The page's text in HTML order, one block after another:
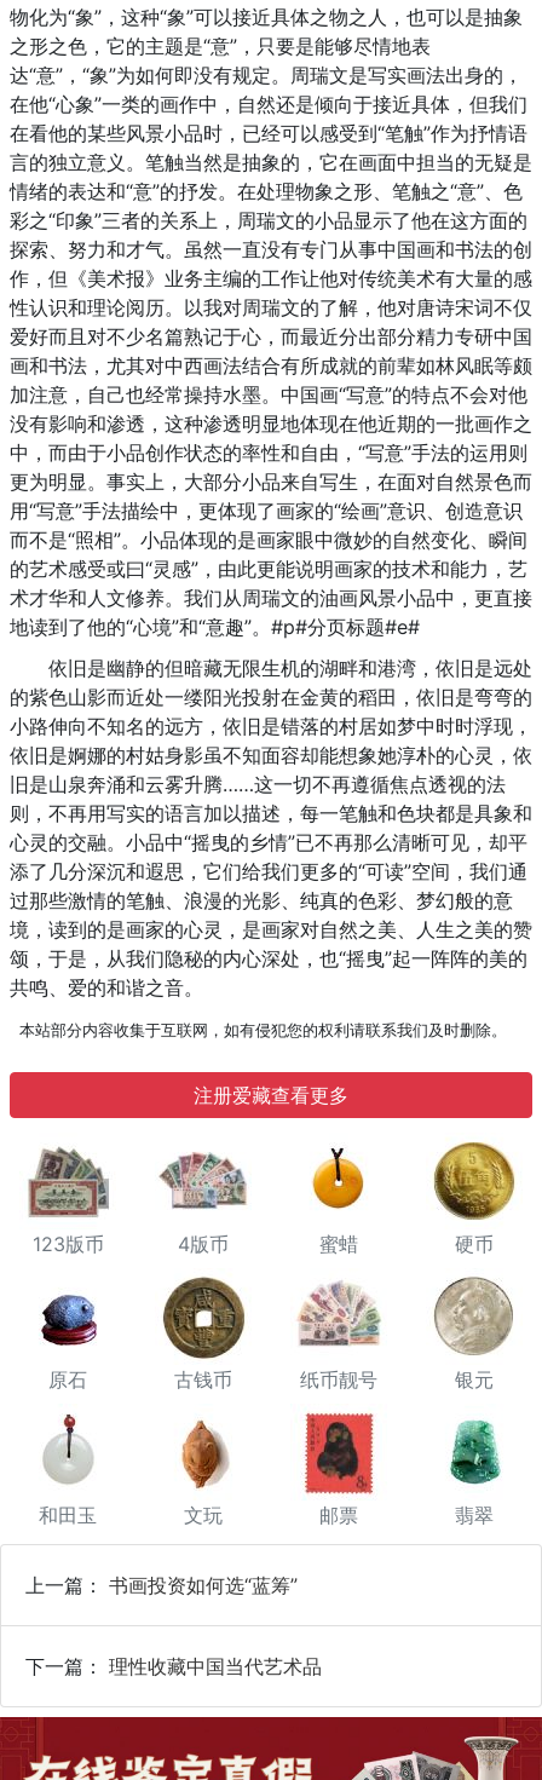
物化为“象”，这种“象”可以接近具体之物之人，也可以是抽象
之形之色，它的主题是“意”，只要是能够尽情地表
达“意”，“象”为如何即没有规定。周瑞文是写实画法出身的，
在他“心象”一类的画作中，自然还是倾向于接近具体，但我们
在看他的某些风景小品时，已经可以感受到“笔触”作为抒情语
言的独立意义。笔触当然是抽象的，它在画面中担当的无疑是
情绪的表达和“意”的抒发。在处理物象之形、笔触之“意”、色
彩之“印象”三者的关系上，周瑞文的小品显示了他在这方面的
探索、努力和才气。虽然一直没有专门从事中国画和书法的创
作，但《美术报》业务主编的工作让他对传统美术有大量的感
性认识和理论阅历。以我对周瑞文的了解，他对唐诗宋词不仅
爱好而且对不少名篇熟记于心，而最近分出部分精力专研中国
画和书法，尤其对中西画法结合有所成就的前辈如林风眠等颇
加注意，自己也经常操持水墨。中国画“写意”的特点不会对他
没有影响和渗透，这种渗透明显地体现在他近期的一批画作之
中，而由于小品创作状态的率性和自由，“写意”手法的运用则
更为明显。事实上，大部分小品来自写生，在面对自然景色而
用“写意”手法描绘中，更体现了画家的“绘画”意识、创造意识
而不是“照相”。小品体现的是画家眼中微妙的自然变化、瞬间
的艺术感受或曰“灵感”，由此更能说明画家的技术和能力，艺
术才华和人文修养。我们从周瑞文的油画风景小品中，更直接
地读到了他的“心境”和“意趣”。#p#分页标题#e#
依旧是幽静的但暗藏无限生机的湖畔和港湾，依旧是远处
的紫色山影而近处一缕阳光投射在金黄的稻田，依旧是弯弯的
小路伸向不知名的远方，依旧是错落的村居如梦中时时浮现，
依旧是婀娜的村姑身影虽不知面容却能想象她淳朴的心灵，依
旧是山泉奔涌和云雾升腾……这一切不再遵循焦点透视的法
则，不再用写实的语言加以描述，每一笔触和色块都是具象和
心灵的交融。小品中“摇曳的乡情”已不再那么清晰可见，却平
添了几分深沉和遐思，它们给我们更多的“可读”空间，我们通
过那些激情的笔触、浪漫的光影、纯真的色彩、梦幻般的意
境，读到的是画家的心灵，是画家对自然之美、人生之美的赞
颂，于是，从我们隐秘的内心深处，也“摇曳”起一阵阵的美的
共鸣、爱的和谐之音。
本站部分内容收集于互联网，如有侵犯您的权利请联系我们及时删除。
注册爱藏查看更多
123版币 4版币 蜜蜡 硬币
原石 古钱币 纸币靓号 银元
和田玉 文玩 邮票 翡翠
上一篇： 书画投资如何选“蓝筹”
下一篇： 理性收藏中国当代艺术品